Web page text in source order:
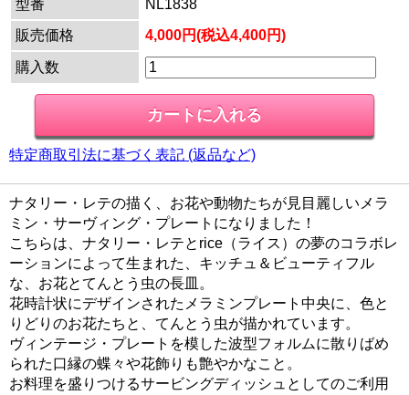
型番
NL1838
販売価格
4,000円(税込4,400円)
購入数
特定商取引法に基づく表記 (返品など)
ナタリー・レテの描く、お花や動物たちが見目麗しいメラ
ミン・サーヴィング・プレートになりました！
こちらは、ナタリー・レテとrice（ライス）の夢のコラボレ
ーションによって生まれた、キッチュ＆ビューティフル
な、お花とてんとう虫の長皿。
花時計状にデザインされたメラミンプレート中央に、色と
りどりのお花たちと、てんとう虫が描かれています。
ヴィンテージ・プレートを模した波型フォルムに散りばめ
られた口縁の蝶々や花飾りも艶やかなこと。
お料理を盛りつけるサービングディッシュとしてのご利用